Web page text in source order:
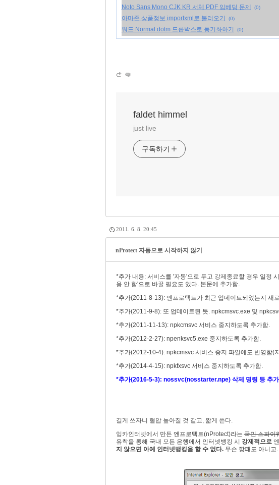
Noto Sans Mono CJK KR 서체 PDF 임베딩 문제 (0)
아마존 상품정보 importxml로 불러오기 (0)
워드 Normal.dotm 드롭박스로 동기화하기 (0)
faldet himmel
just live
구독하기
2011. 6. 8. 20:45
nProtect 자동으로 시작하지 않기
*추가 내용: 서비스를 '자동'으로 두고 강제종료할 경우 일정
용 안 함'으로 바꿀 필요도 있다. 본문에 추가함.
*추가(2011-8-13): 엔프로텍트가 최근 업데이트되었는지 새
*추가(2011-9-8): 또 업데이트된 듯. npkcmsvc.exe 및
*추가(2011-11-13): npkcmsvc 서비스 중지하도록 추가함.
*추가(2012-2-27): npenksvc5.exe 중지하도록 추가함.
*추가(2012-10-4): npkcmsvc 서비스 중지 파일에도 반영함(
*추가(2014-4-15): npkfxsvc 서비스 중지하도록 추가함.
*추가(2016-5-3): nossvc(nosstarter.npe) 삭제 명령 등 추
길게 쓰자니 혈압 높아질 것 같고, 짧게 쓴다.
잉카인터넷에서 만든 엔프로텍트(nProtect)라는국민 스파이
유착을 통해 국내 모든 은행에서 인터넷뱅킹 시
강제적으로엔
지 않으면 아예 인터넷뱅킹을 할 수 없다.무슨 깡패도 아니고.